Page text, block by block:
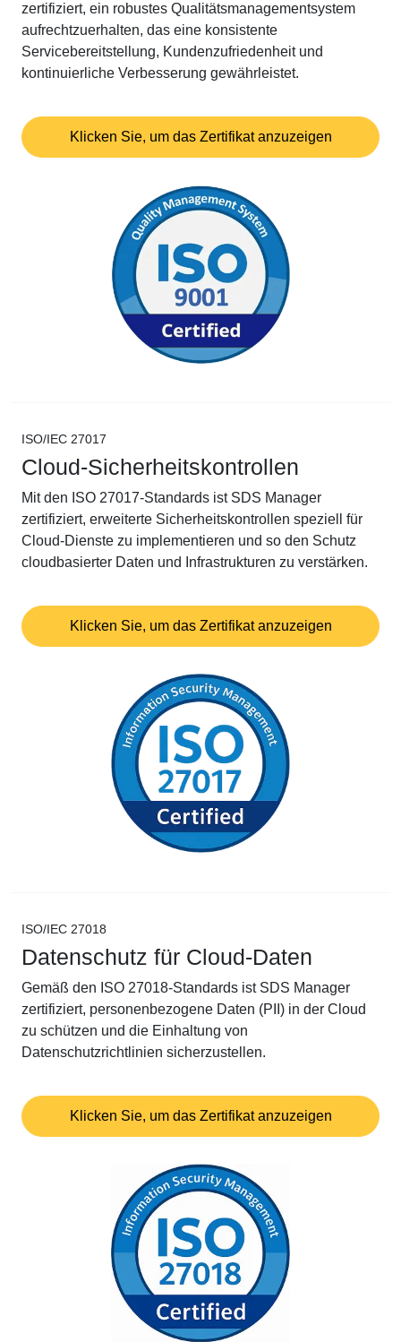
zertifiziert, ein robustes Qualitätsmanagementsystem
aufrechtzuerhalten, das eine konsistente
Servicebereitstellung, Kundenzufriedenheit und
kontinuierliche Verbesserung gewährleistet.
Klicken Sie, um das Zertifikat anzuzeigen
ISO/IEC 27017
Cloud-Sicherheitskontrollen
Mit den ISO 27017-Standards ist SDS Manager
zertifiziert, erweiterte Sicherheitskontrollen speziell für
Cloud-Dienste zu implementieren und so den Schutz
cloudbasierter Daten und Infrastrukturen zu verstärken.
Klicken Sie, um das Zertifikat anzuzeigen
ISO/IEC 27018
Datenschutz für Cloud-Daten
Gemäß den ISO 27018-Standards ist SDS Manager
zertifiziert, personenbezogene Daten (PII) in der Cloud
zu schützen und die Einhaltung von
Datenschutzrichtlinien sicherzustellen.
Klicken Sie, um das Zertifikat anzuzeigen